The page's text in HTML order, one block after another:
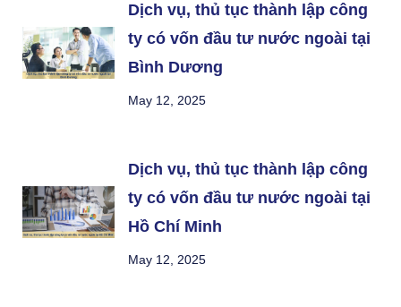
Dịch vụ, thủ tục thành lập công
ty có vốn đầu tư nước ngoài tại
Bình Dương
May 12, 2025
Dịch vụ, thủ tục thành lập công
ty có vốn đầu tư nước ngoài tại
Hồ Chí Minh
May 12, 2025